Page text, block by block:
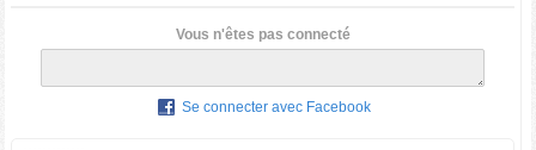
Vous n'êtes pas connecté
Se connecter avec Facebook